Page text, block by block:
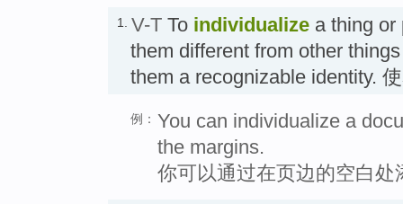
1. V-T To individualize a thing or
them different from other
them a recognizable identity.
例： You can individualize a
the margins.
你可以通过在页边的空白